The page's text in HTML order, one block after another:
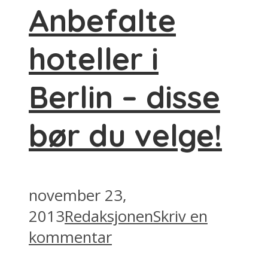
Anbefalte
hoteller i
Berlin – disse
bør du velge!
november 23,
2013RedaksjonenSkriv en
kommentar